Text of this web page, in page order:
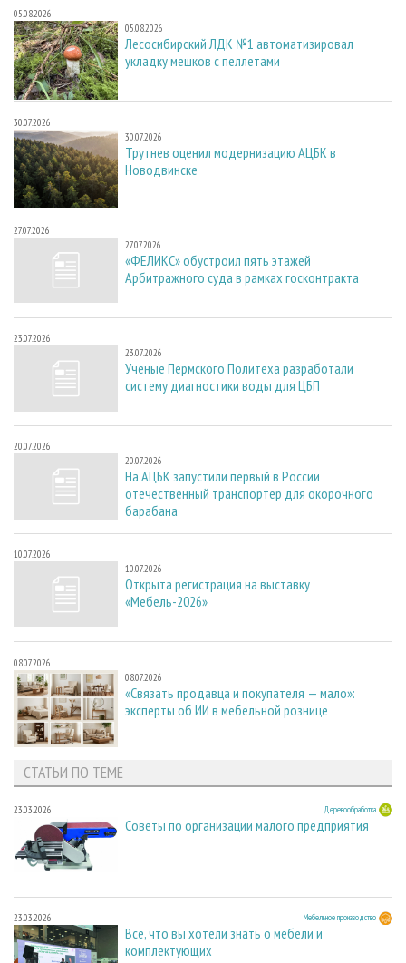
05.08.2026
05.08.2026
Лесосибирский ЛДК №1 автоматизировал
укладку мешков с пеллетами
30.07.2026
30.07.2026
Трутнев оценил модернизацию АЦБК в
Новодвинске
27.07.2026
27.07.2026
«ФЕЛИКС» обустроил пять этажей
Арбитражного суда в рамках госконтракта
23.07.2026
23.07.2026
Ученые Пермского Политеха разработали
систему диагностики воды для ЦБП
20.07.2026
20.07.2026
На АЦБК запустили первый в России
отечественный транспортер для окорочного
барабана
10.07.2026
10.07.2026
Открыта регистрация на выставку
«Мебель-2026»
08.07.2026
08.07.2026
«Связать продавца и покупателя — мало»:
эксперты об ИИ в мебельной рознице
СТАТЬИ ПО ТЕМЕ
23.03.2026 Деревообработка
Советы по организации малого предприятия
23.03.2026 Мебельное производство
Всё, что вы хотели знать о мебели и
комплектующих